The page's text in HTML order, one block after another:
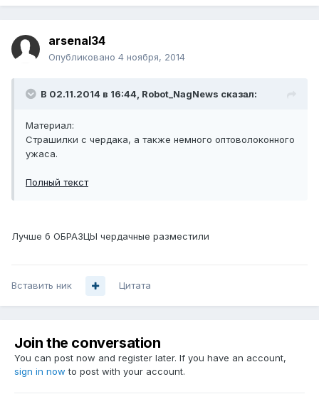
arsenal34
Опубликовано 4 ноября, 2014
В 02.11.2014 в 16:44, Robot_NagNews сказал:
Материал:
Страшилки с чердака, а также немного оптоволоконного
ужаса.
Полный текст
Лучше б ОБРАЗЦЫ чердачные разместили
Вставить ник Цитата
Join the conversation
You can post now and register later. If you have an account,
sign in now to post with your account.